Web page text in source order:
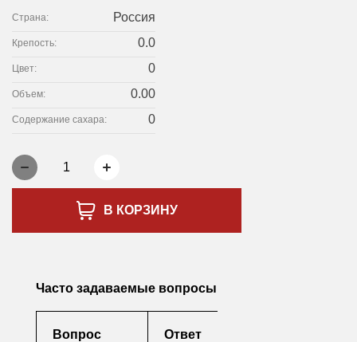
Страна: Россия
Крепость: 0.0
Цвет: 0
Объем: 0.00
Содержание сахара: 0
1
В КОРЗИНУ
Часто задаваемые вопросы
Вопрос Ответ